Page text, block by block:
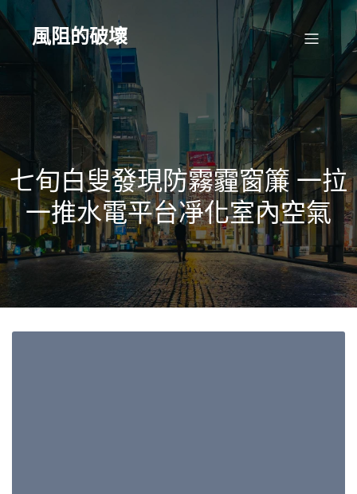
to
content風阻的破壞
七旬白叟發現防霧霾窗簾 一拉
一推水電平台凈化室內空氣